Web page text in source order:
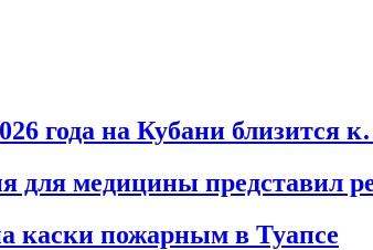
года на Кубани близится
для медицины представил
каски пожарным в Туапсе